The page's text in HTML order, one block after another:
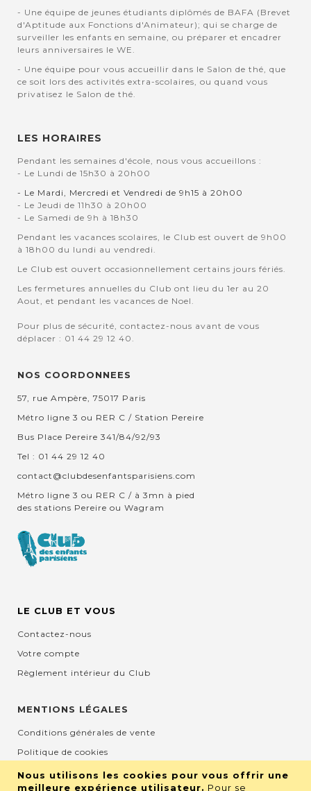
Nous utilisons les cookies pour vous offrir une
meilleure expérience utilisateur. Pour se
- Une équipe de jeunes étudiants diplômés de BAFA (Brevet
d'Aptitude aux Fonctions d'Animateur); qui se charge de
surveiller les enfants en semaine, ou préparer et encadrer
leurs anniversaires le WE.
- Une équipe pour vous accueillir dans le Salon de thé, que
ce soit lors des activités extra-scolaires, ou quand vous
privatisez le Salon de thé.
LES HORAIRES
Pendant les semaines d'école, nous vous accueillons :
- Le Lundi de 15h30 à 20h00
- Le Mardi, Mercredi et Vendredi de 9h15 à 20h00
- Le Jeudi de 11h30 à 20h00
- Le Samedi de 9h à 18h30
Pendant les vacances scolaires, le Club est ouvert de 9h00
à 18h00 du lundi au vendredi.
Le Club est ouvert occasionnellement certains jours fériés.
Les fermetures annuelles du Club ont lieu du 1er au 20
Aout, et pendant les vacances de Noel.
Pour plus de sécurité, contactez-nous avant de vous
déplacer : 01 44 29 12 40.
NOS COORDONNEES
57, rue Ampère, 75017 Paris
Métro ligne 3 ou RER C / Station Pereire
Bus Place Pereire 341/84/92/93
Tel : 01 44 29 12 40
contact@clubdesenfantsparisiens.com
Métro ligne 3 ou RER C / à 3mn à pied
des stations Pereire ou Wagram
LE CLUB ET VOUS
Contactez-nous
Votre compte
Règlement intérieur du Club
MENTIONS LÉGALES
Conditions générales de vente
Politique de cookies
Mentions légales et CGU